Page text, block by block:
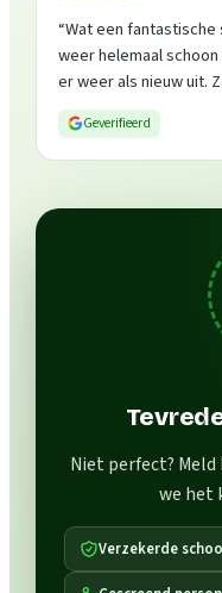
“Wat een fantastische
weer helemaal
er weer als nieuw uit.
Geverifieerd
Niet perfect?
we het
Verzekerde